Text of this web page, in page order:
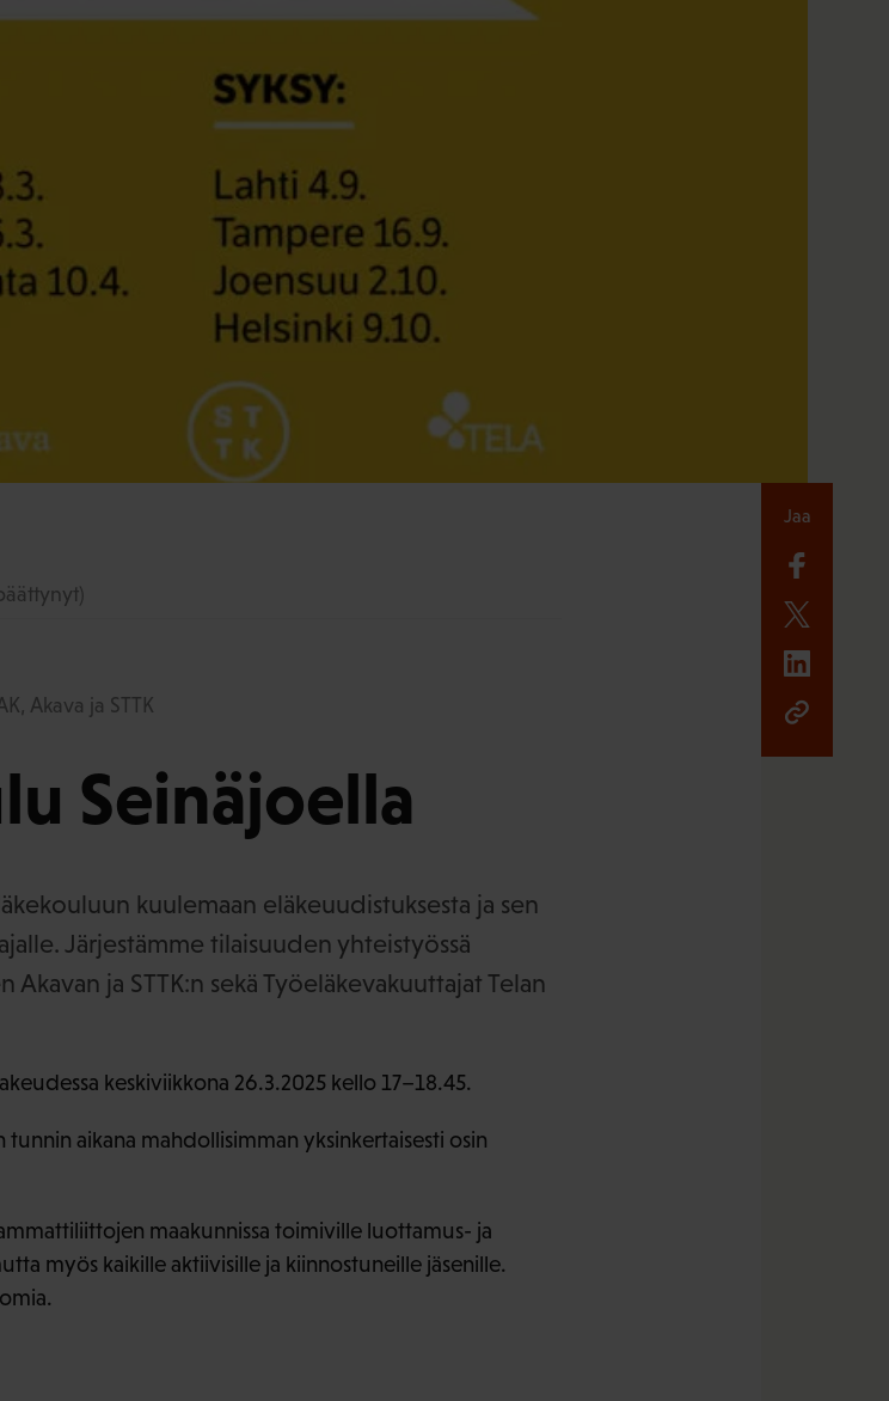
Akava ja STTK
Seinäjoella
kuulemaan eläkeuudistuksesta ja sen
Järjestämme tilaisuuden yhteistyössä
ja STTK:n sekä Työeläkevakuuttajat Telan
keskiviikkona 26.3.2025 kello 17–18.45.
aikana mahdollisimman yksinkertaisesti osin
maakunnissa toimiville luottamus- ja
myös kaikille aktiivisille ja kiinnostuneille jäsenille.
Jaa